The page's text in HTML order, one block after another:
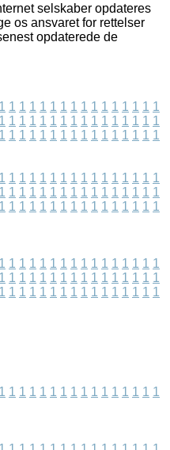
selskaber opdateres
os ansvaret for rettelser
opdaterede de
1 1 1 1 1 1 1 1 1 1 1 1 1 1 1 1
1 1 1 1 1 1 1 1 1 1 1 1 1 1 1 1
1 1 1 1 1 1 1 1 1 1 1 1 1 1 1 1
1 1 1 1 1 1 1 1 1 1 1 1 1 1 1 1
1 1 1 1 1 1 1 1 1 1 1 1 1 1 1 1
1 1 1 1 1 1 1 1 1 1 1 1 1 1 1 1
1 1 1 1 1 1 1 1 1 1 1 1 1 1 1 1
1 1 1 1 1 1 1 1 1 1 1 1 1 1 1 1
1 1 1 1 1 1 1 1 1 1 1 1 1 1 1 1
1 1 1 1 1 1 1 1 1 1 1 1 1 1 1 1